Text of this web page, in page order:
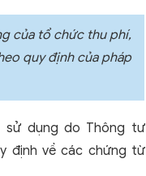
của tổ chức thu phí,
quy định của pháp
dụng do Thông tư
định về các chứng từ